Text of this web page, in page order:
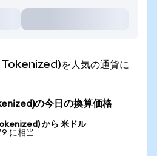
を人気の通貨に
の今日の換算価格
から 米ドル
に相当